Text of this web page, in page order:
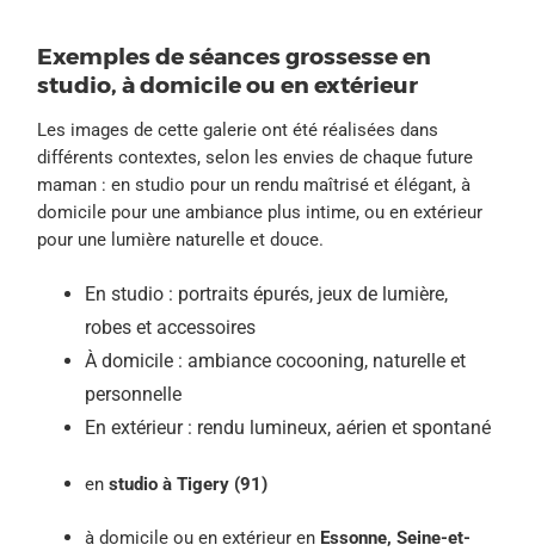
Exemples de séances grossesse en
studio, à domicile ou en extérieur
Les images de cette galerie ont été réalisées dans
différents contextes, selon les envies de chaque future
maman : en studio pour un rendu maîtrisé et élégant, à
domicile pour une ambiance plus intime, ou en extérieur
pour une lumière naturelle et douce.
En studio : portraits épurés, jeux de lumière,
robes et accessoires
À domicile : ambiance cocooning, naturelle et
personnelle
En extérieur : rendu lumineux, aérien et spontané
enstudio à Tigery (91)
à domicile ou en extérieur en Essonne, Seine-et-